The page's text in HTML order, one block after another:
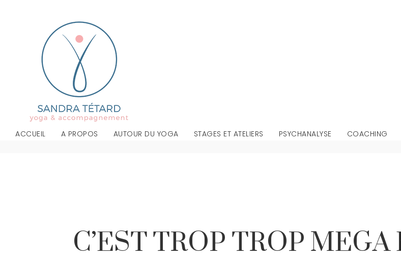
ACCUEIL A PROPOS AUTOUR DU YOGA STAGES ET ATELIERS PSYCHANALYSE COACHING
C’EST TROP TROP MEGA